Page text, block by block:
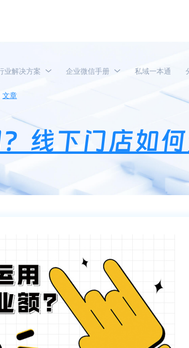
业解决方案 企业微信手册 私域一本通
文章 锁客码有什么作用？线下门店如何运用锁客码提
线下门店如